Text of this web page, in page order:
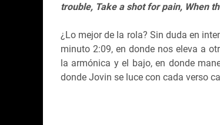
trouble, Take a shot for pain, When
¿Lo mejor de la rola? Sin duda en
minuto 2:09, en donde nos eleva a
la armónica y el bajo, en donde
donde Jovin se luce con cada verso